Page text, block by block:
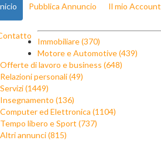
Pubblica Annuncio Il mio Account
Immobiliare (370)
Motore e Automotive (439)
Offerte di lavoro e business (648)
Relazioni personali (49)
Servizi (1449)
Insegnamento (136)
Computer ed Elettronica (1104)
Tempo libero e Sport (737)
Altri annunci (815)